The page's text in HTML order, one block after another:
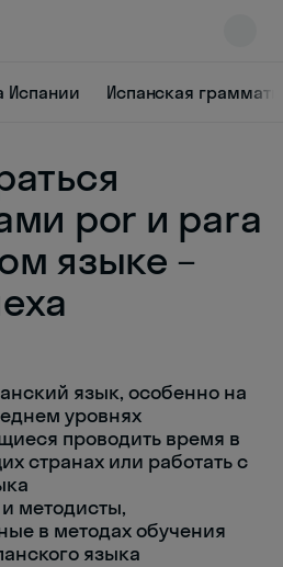
Испании Испанская
por и para
языке –
язык, особенно на
уровнях
проводить время в
странах или работать с
методисты,
в методах обучения
языка